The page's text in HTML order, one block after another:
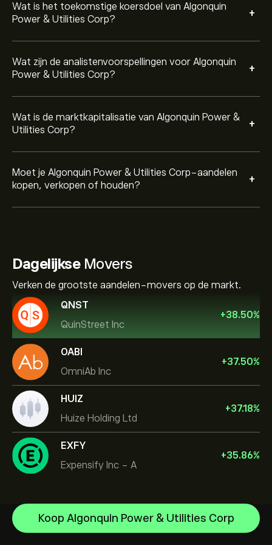
Wat is het toekomstige koersdoel van Algonquin
Power & Utilities Corp?
+
Wat zijn de analistenvoorspellingen voor Algonquin
Power & Utilities Corp?
+
Wat is de marktkapitalisatie van Algonquin Power &
Utilities Corp?
+
Moet je Algonquin Power & Utilities Corp-aandelen
kopen, verkopen of houden?
+
DagelijkseMovers
Verken de grootste aandelen-movers op de markt.
QNST
QuinStreet Inc
+38.50%
OABI
OmniAb Inc
+37.50%
HUIZ
Huize Holding Ltd
+37.18%
EXFY
Expensify Inc - A
+35.86%
Koop Algonquin Power & Utilities Corp
NVIDIA Corporation
Amazon.com Inc